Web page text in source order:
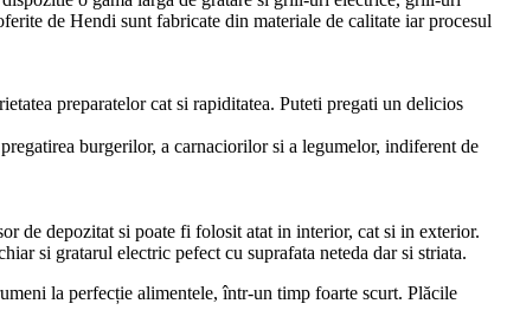
de Hendi sunt fabricate din materiale de calitate iar procesul
preparatelor cat si rapiditatea. Puteti pregati un delicios
burgerilor, a carnaciorilor si a legumelor, indiferent de
de depozitat si poate fi folosit atat in interior, cat si in exterior.
si gratarul electric pefect cu suprafata neteda dar si striata.
la perfecție alimentele, într-un timp foarte scurt. Plăcile